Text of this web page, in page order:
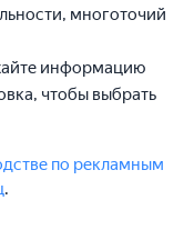
многоточий
информацию
чтобы выбрать
по рекламным
.